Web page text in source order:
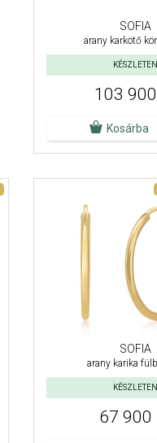
SOFIA
arany karkötő
KÉSZLETEN
103
Kosárba
SOFIA
arany karika
KÉSZLETEN
67 900